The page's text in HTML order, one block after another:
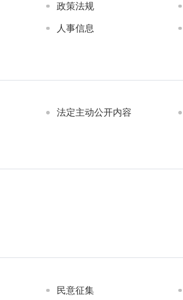
政策法规
人事信息
法定主动公开内容
民意征集